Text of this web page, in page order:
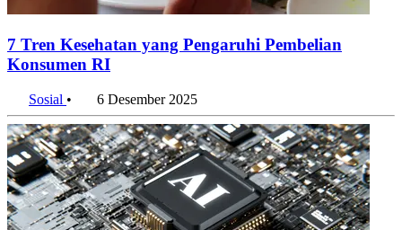
7 Tren Kesehatan yang Pengaruhi Pembelian
Konsumen RI
Sosial • 6 Desember 2025